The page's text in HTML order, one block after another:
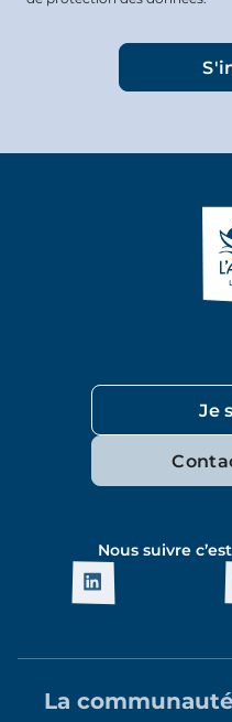
Je
Nous suivre
La communauté